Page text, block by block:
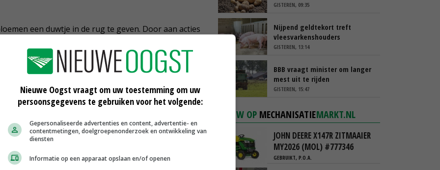
een duwtje in de rug te geven. Door aan acties
kwetsbare groepen, gaf FloraHolland aan dat een
te verrassen', zegt Van Schie.
op en Van Schie denkt dat dit zeker bijdroeg aan
half maart tot mei. De bloem als troost voor de
van de Duitse markt. 'Dat neemt niet weg dat de
Schie.
GISTEREN, 09:35
Nijpend geldtekort treft
vleesvarkenshouders
GISTEREN, 13:14
BBB vraagt minister om langer
mest uit te rijden
GISTEREN, 15:47
NIEUW OP MECHANISATIEMARKT.NL
JOHN DEERE X147R ZITMAAIER
MY2026 (MOL) #777346
GEBRUIKT, P.O.A.
Nieuwe Oogst vraagt om uw toestemming om uw
persoonsgegevens te gebruiken voor het volgende:
Gepersonaliseerde advertenties en content, advertentie- en
contentmetingen, doelgroepenonderzoek en ontwikkeling van
diensten
Informatie op een apparaat opslaan en/of openen